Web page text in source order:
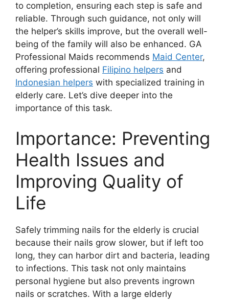
to completion, ensuring each step is safe and
reliable. Through such guidance, not only will
the helper’s skills improve, but the overall well-
being of the family will also be enhanced. GA
Professional Maids recommends Maid Center,
offering professional Filipino helpers and
Indonesian helpers with specialized training in
elderly care. Let’s dive deeper into the
importance of this task.
Importance: Preventing
Health Issues and
Improving Quality of
Life
Safely trimming nails for the elderly is crucial
because their nails grow slower, but if left too
long, they can harbor dirt and bacteria, leading
to infections. This task not only maintains
personal hygiene but also prevents ingrown
nails or scratches. With a large elderly